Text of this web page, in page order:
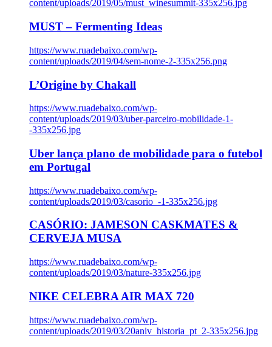
content/uploads/2019/05/must_winesummit-335x256.jpg
MUST – Fermenting Ideas
https://www.ruadebaixo.com/wp-
content/uploads/2019/04/sem-nome-2-335x256.png
L’Origine by Chakall
https://www.ruadebaixo.com/wp-
content/uploads/2019/03/uber-parceiro-mobilidade-1-
-335x256.jpg
Uber lança plano de mobilidade para o futebol
em Portugal
https://www.ruadebaixo.com/wp-
content/uploads/2019/03/casorio_-1-335x256.jpg
CASÓRIO: JAMESON CASKMATES &
CERVEJA MUSA
https://www.ruadebaixo.com/wp-
content/uploads/2019/03/nature-335x256.jpg
NIKE CELEBRA AIR MAX 720
https://www.ruadebaixo.com/wp-
content/uploads/2019/03/20aniv_historia_pt_2-335x256.jpg